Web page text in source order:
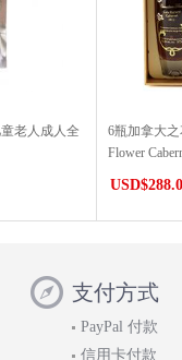
老人成人全
6瓶加拿大
Flower
支付方式
PayPal 付款
信用卡付款